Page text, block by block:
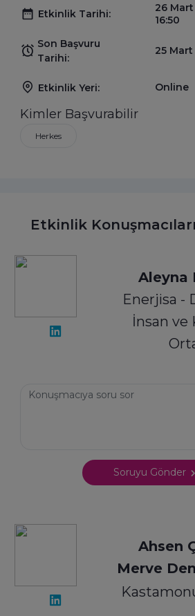
Etkinlik Tarihi:
26 Mart
16:50
Son Başvuru
Tarihi:
25
Etkinlik Yeri: Online
Kimler Başvurabilir
Herkes
Etkinlik Konuşmacıları
Aleyna
Enerjisa -
İnsan ve
Soruyu Gönder
Ahsen
Merve